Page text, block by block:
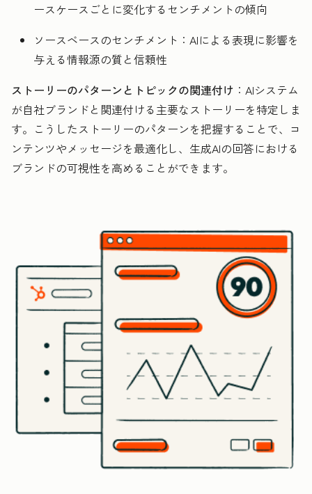
ースケースごとに変化するセンチメントの傾向
ソースベースのセンチメント：AIによる表現に影響を
与える情報源の質と信頼性
ストーリーのパターンとトピックの関連付け ：AIシステム
が自社ブランドと関連付ける主要なストーリーを特定しま
す。こうしたストーリーのパターンを把握することで、コ
ンテンツやメッセージを最適化し、生成AIの回答における
ブランドの可視性を高めることができます。